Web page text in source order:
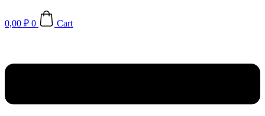
0,00 ₽ 0 Cart